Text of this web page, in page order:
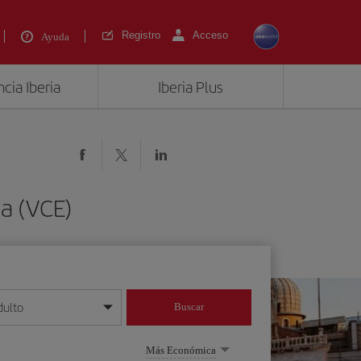
Ayuda Registro Acceso
Iberia Iberia Plus
(VCE)
mes/año
Buscar
Más Económica